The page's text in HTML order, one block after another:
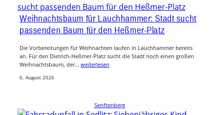
Weihnachtsbaum für Lauchhammer: Stadt sucht
passenden Baum für den Heßmer-Platz
Die Vorbereitungen für Weihnachten laufen in Lauchhammer bereits
an. Für den Dietrich-Heßmer-Platz sucht die Stadt noch einen großen
Weihnachtsbaum, der… weiterlesen
6. August 2026
Senftenberg